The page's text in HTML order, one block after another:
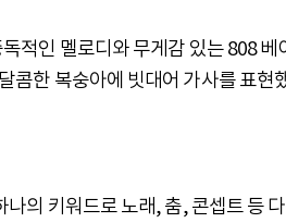
적인 멜로디와 무게감 있는 808
콤한 복숭아에 빗대어 가사를 표현
의 키워드로 노래, 춤, 콘셉트 등